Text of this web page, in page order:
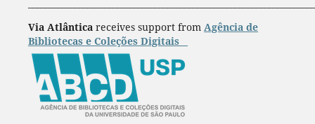
Via Atlânticareceives support from Agência de
Bibliotecas e Coleções Digitais